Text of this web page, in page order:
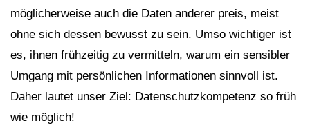
möglicherweise auch die Daten anderer preis, meist
ohne sich dessen bewusst zu sein. Umso wichtiger ist
es, ihnen frühzeitig zu vermitteln, warum ein sensibler
Umgang mit persönlichen Informationen sinnvoll ist.
Daher lautet unser Ziel: Datenschutzkompetenz so früh
wie möglich!